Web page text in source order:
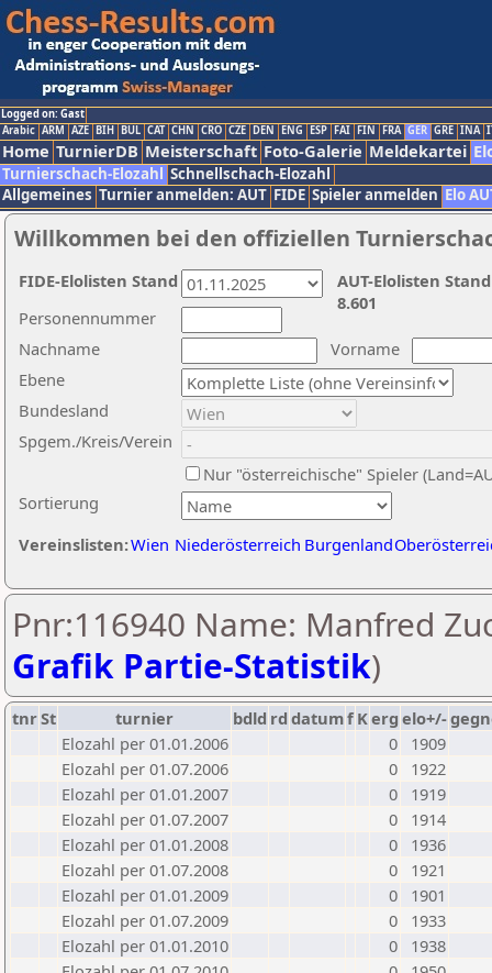
Logged on: Gast
Arabic ARM AZE BIH BUL CAT CHN CRO CZE DEN ENG ESP FAI FIN FRA GER GRE INA
Home TurnierDB Meisterschaft Foto-Galerie Meldekartei
Turnierschach-Elozahl Schnellschach-Elozahl
Allgemeines Turnier anmelden: AUT FIDE Spieler anmelden Elo
Willkommen bei den offiziellen
Nachname
Vorname
Ebene
Sortierung
Personennummer
Bundesland
Spgem./Kreis/Verein
Nur "österreichische" Spieler
Vereinslisten:Wien Niederösterreich Burgenland
AUT-Elolisten
8.601
FIDE-Elolisten Stand
Pnr:116940 Name: Manfred
Grafik Partie-Statistik)
tnrSt turnier bdld rd datumf Kerg elo+/-
Elozahl per 01.01.2006
0
1909
Elozahl per 01.07.2006
0
1922
Elozahl per 01.01.2007
0
1919
Elozahl per 01.07.2007
0
1914
Elozahl per 01.01.2008
0
1936
Elozahl per 01.07.2008
0
1921
Elozahl per 01.01.2009
0
1901
Elozahl per 01.07.2009
0
1933
Elozahl per 01.01.2010
0
1938